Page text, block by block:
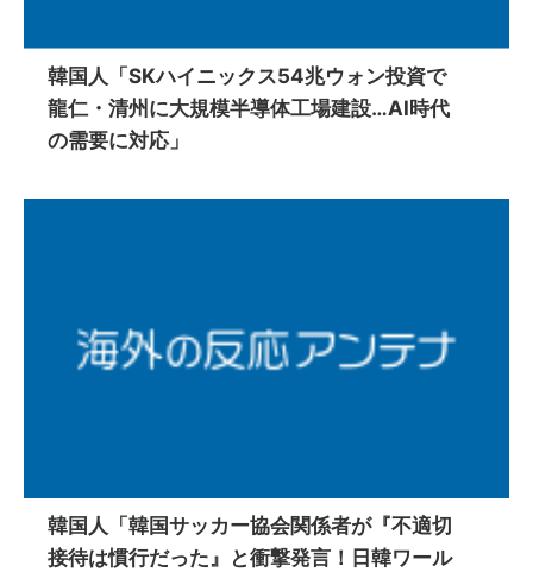
韓国人「SKハイニックス54兆ウォン投資で
龍仁・清州に大規模半導体工場建設…AI時代
の需要に対応」
韓国人「韓国サッカー協会関係者が『不適切
接待は慣行だった』と衝撃発言！日韓ワール